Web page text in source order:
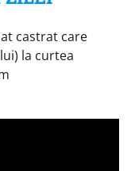
castrat care
la curtea